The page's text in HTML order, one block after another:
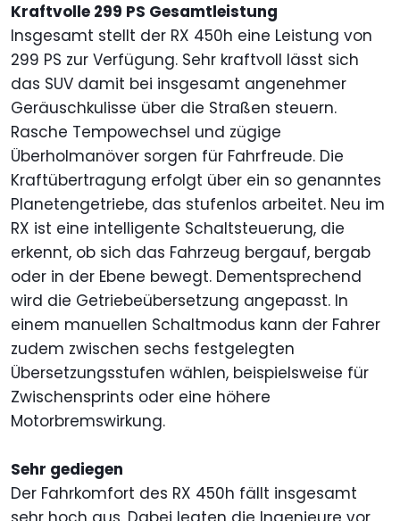
Kraftvolle 299 PS Gesamtleistung
Insgesamt stellt der RX 450h eine Leistung von
299 PS zur Verfügung. Sehr kraftvoll lässt sich
das SUV damit bei insgesamt angenehmer
Geräuschkulisse über die Straßen steuern.
Rasche Tempowechsel und zügige
Überholmanöver sorgen für Fahrfreude. Die
Kraftübertragung erfolgt über ein so genanntes
Planetengetriebe, das stufenlos arbeitet. Neu im
RX ist eine intelligente Schaltsteuerung, die
erkennt, ob sich das Fahrzeug bergauf, bergab
oder in der Ebene bewegt. Dementsprechend
wird die Getriebeübersetzung angepasst. In
einem manuellen Schaltmodus kann der Fahrer
zudem zwischen sechs festgelegten
Übersetzungsstufen wählen, beispielsweise für
Zwischensprints oder eine höhere
Motorbremswirkung.
Sehr gediegen
Der Fahrkomfort des RX 450h fällt insgesamt